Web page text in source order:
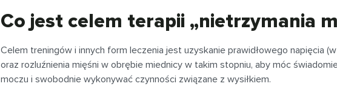
Co jest celem terapii „nietrzymania
Celem treningów i innych form leczenia jest uzyskanie prawidłowego napięcia
oraz rozluźnienia mięśni w obrębie miednicy w takim stopniu, aby móc
moczu i swobodnie wykonywać czynności związane z wysiłkiem.